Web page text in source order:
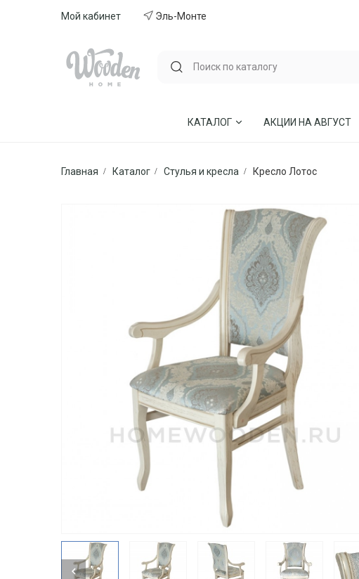
Мой кабинет Эль-Монте
КАТАЛОГ
МЕБЕЛЬ ИЗ СОСНЫ
КУХНИ
ДЕТСКИЕ
АКЦИИ НА АВГУСТ
Главная Каталог Стулья и кресла Кресло Лотос